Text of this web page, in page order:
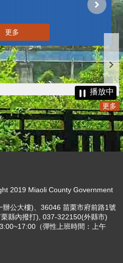
更多
播放中
更多
2019 Miaoli County Government
公大樓)、36046 苗栗市府前路1號
縣內撥打), 037-322150(外縣市)
（彈性上班時間：上午